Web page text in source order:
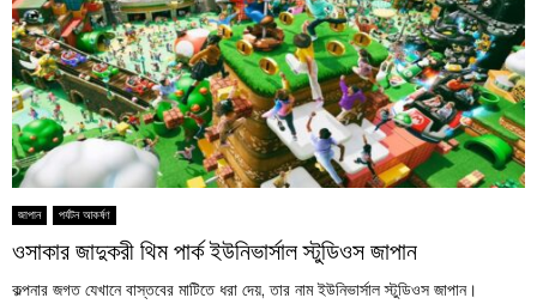
জাপান পর্যটন আকর্ষণ
ওসাকার জাদুকরী থিম পার্ক ইউনিভার্সাল স্টুডিওস জাপান
কল্পনার জগত যেখানে বাস্তবের মাটিতে ধরা দেয়, তার নাম ইউনিভার্সাল স্টুডিওস জাপান।